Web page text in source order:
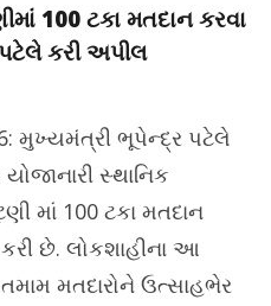
100 ટકા મતદાન કરવા
કરી અપીલ
મુખ્યમંત્રી ભૂપેન્દ્ર પટેલે
સ્થાનિક
માં 100 ટકા મતદાન
છે. લોકશાહીના આ
તમામ મતદારોને ઉત્સાહભેર